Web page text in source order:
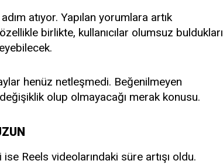
atıyor. Yapılan yorumlara artık
birlikte, kullanıcılar olumsuz buldukları
henüz netleşmedi. Beğenilmeyen
olup olmayacağı merak konusu.
Reels videolarındaki süre artışı oldu.